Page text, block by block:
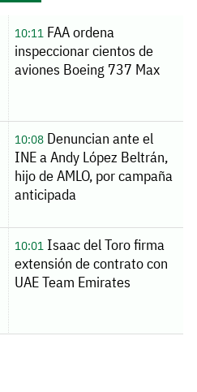
10:11FAA ordena
inspeccionar cientos de
aviones Boeing 737 Max
10:08Denuncian ante el
INE a Andy López Beltrán,
hijo de AMLO, por campaña
anticipada
10:01Isaac del Toro firma
extensión de contrato con
UAE Team Emirates